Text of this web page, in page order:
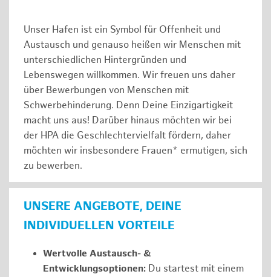
Unser Hafen ist ein Symbol für Offenheit und
Austausch und genauso heißen wir Menschen mit
unterschiedlichen Hintergründen und
Lebenswegen willkommen. Wir freuen uns daher
über Bewerbungen von Menschen mit
Schwerbehinderung. Denn Deine Einzigartigkeit
macht uns aus! Darüber hinaus möchten wir bei
der HPA die Geschlechtervielfalt fördern, daher
möchten wir insbesondere Frauen* ermutigen, sich
zu bewerben.
UNSERE ANGEBOTE, DEINE
INDIVIDUELLEN VORTEILE
Wertvolle Austausch- &
Entwicklungsoptionen: Du startest mit einem